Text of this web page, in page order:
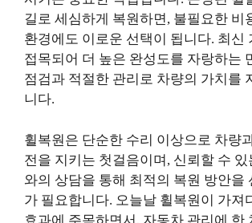
길로 세심하게 복원하면, 불필요한 비
환경에도 이로운 선택이 됩니다. 최신
접목되어 더 높은 완성도를 자랑하는
점검과 적절한 관리로 차량의 가치를
니다.
휠복원은 단순한 수리 이상으로 차량
전을 지키는 첫걸음이며, 신뢰할 수 있
와의 상담을 통해 최적의 복원 방안을
가 필요합니다. 오늘날 휠복원이 가져